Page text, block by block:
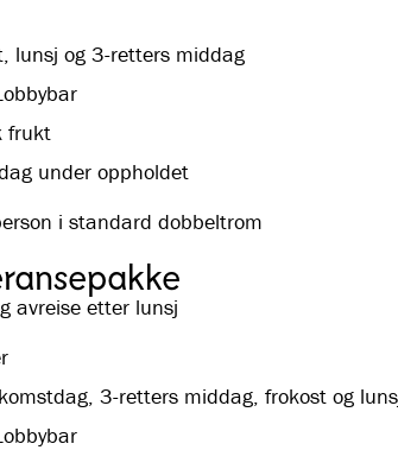
lunsj og 3-retters middag
frukt
under oppholdet
i standard dobbeltrom
avreise etter lunsj
3-retters middag, frokost og